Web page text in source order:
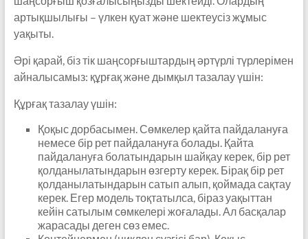
артықшылығы – үлкен қуат және шектеусіз жұмыс
уақыты.
Әрі қарай, біз тік шаңсорғыштардың әртүрлі түрлерімен
айналысамыз: құрғақ және дымқыл тазалау үшін:
Құрғақ тазалау үшін:
Қоқыс дорбасымен. Сөмкелер қайта пайдалануға
немесе бір рет пайдалануға болады. Қайта
пайдалануға болатындарын шайқау керек, бір рет
қолданылатындарын өзгерту керек. Бірақ бір рет
қолданылатындарын сатып алып, қоймада сақтау
керек. Егер модель тоқтатылса, біраз уақыттан
кейін сатылым сөмкелері жоғалады. Ал басқалар
жарасады деген сөз емес.